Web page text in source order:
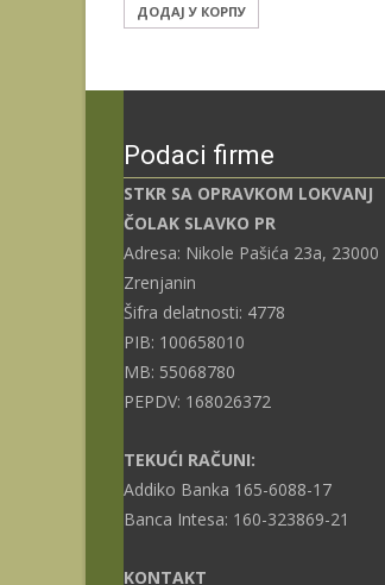
ДОДАЈ У КОРПУ
Podaci firme
STKR SA OPRAVKOM LOKVANJ
ČOLAK SLAVKO PR
Adresa: Nikole Pašića 23a, 23000
Zrenjanin
Šifra delatnosti: 4778
PIB: 100658010
MB: 55068780
PEPDV: 168026372
TEKUĆI RAČUNI:
Addiko Banka 165-6088-17
Banca Intesa: 160-323869-21
KONTAKT